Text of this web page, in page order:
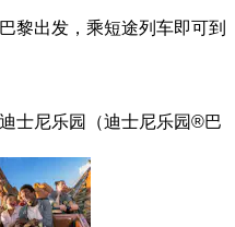
黎出发，乘短途列车即可到
士尼乐园（迪士尼乐园®巴